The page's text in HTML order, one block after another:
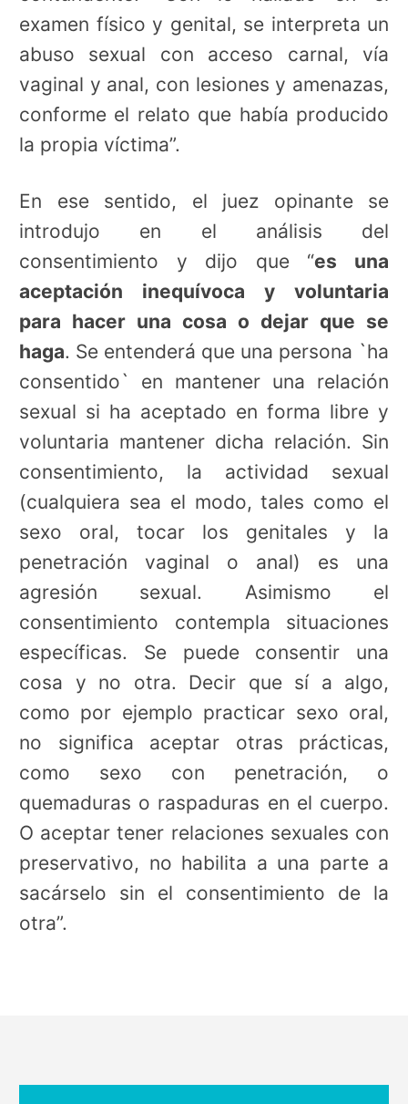
examen físico y genital, se interpreta un
abuso sexual con acceso carnal, vía
vaginal y anal, con lesiones y amenazas,
conforme el relato que había producido
la propia víctima”.
En ese sentido, el juez opinante se
introdujo en el análisis del
consentimiento y dijo que “es una
aceptación inequívoca y voluntaria
para hacer una cosa o dejar que se
haga. Se entenderá que una persona `ha
consentido` en mantener una relación
sexual si ha aceptado en forma libre y
voluntaria mantener dicha relación. Sin
consentimiento, la actividad sexual
(cualquiera sea el modo, tales como el
sexo oral, tocar los genitales y la
penetración vaginal o anal) es una
agresión sexual. Asimismo el
consentimiento contempla situaciones
específicas. Se puede consentir una
cosa y no otra. Decir que sí a algo,
como por ejemplo practicar sexo oral,
no significa aceptar otras prácticas,
como sexo con penetración, o
quemaduras o raspaduras en el cuerpo.
O aceptar tener relaciones sexuales con
preservativo, no habilita a una parte a
sacárselo sin el consentimiento de la
otra”.